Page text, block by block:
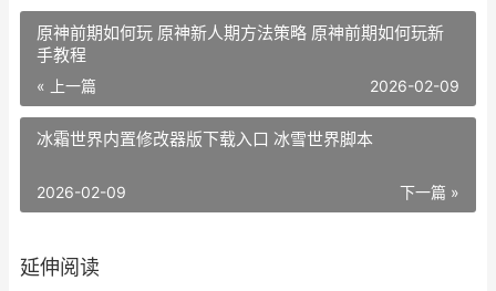
原神前期如何玩 原神新人期方法策略 原神前期如何玩新
手教程
« 上一篇 2026-02-09
冰霜世界内置修改器版下载入口 冰雪世界脚本
下一篇 »
2026-02-09
延伸阅读